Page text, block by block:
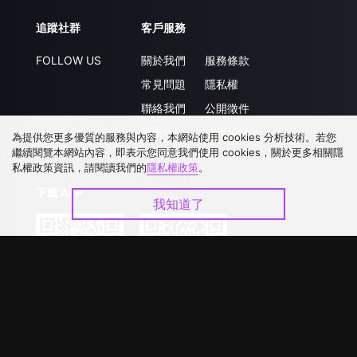
追蹤社群
FOLLOW US
客戶服務
關於我們
常見問題
聯絡我們
升級VIP
服務條款
隱私權
公開徵件
合作洽談
下載 APP
為提供您更多優質的服務與內容，本網站使用 cookies 分析技術。若您
繼續閱覽本網站內容，即表示您同意我們使用 cookies，關於更多相關隱
私權政策資訊，請閱讀我們的隱私權政策。
我知道了